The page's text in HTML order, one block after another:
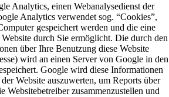
Analytics, einen Webanalysedienst der
Analytics verwendet sog. “Cookies”,
gespeichert werden und die eine
durch Sie ermöglicht. Die durch den
über Ihre Benutzung diese Website
wird an einen Server von Google in den
Google wird diese Informationen
Website auszuwerten, um Reports über
Websitebetreiber zusammenzustellen und